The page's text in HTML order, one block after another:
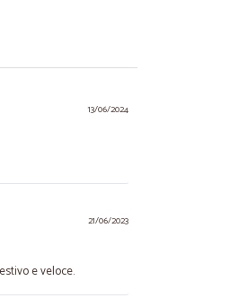
13/06/2024
21/06/2023
e veloce.